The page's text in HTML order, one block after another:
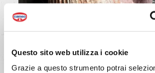
Questo sito web utilizza i cookie
Grazie a questo strumento potrai